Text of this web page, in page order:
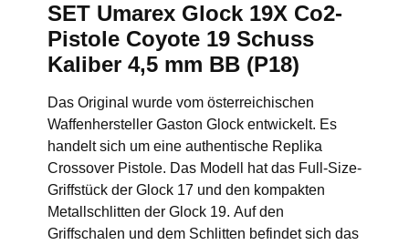
SET Umarex Glock 19X Co2-
Pistole Coyote 19 Schuss
Kaliber 4,5 mm BB (P18)
Das Original wurde vom österreichischen
Waffenhersteller Gaston Glock entwickelt. Es
handelt sich um eine authentische Replika
Crossover Pistole. Das Modell hat das Full-Size-
Griffstück der Glock 17 und den kompakten
Metallschlitten der Glock 19. Auf den
Griffschalen und dem Schlitten befindet sich das